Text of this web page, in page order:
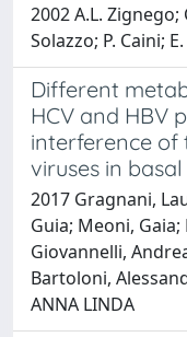
2002 A.L. Zignego;
Solazzo; P. Caini;
Different
HCV and HBV
interference of
viruses in
2017 Gragnani,
Guia; Meoni,
Giovannelli,
Bartoloni,
ANNA LINDA